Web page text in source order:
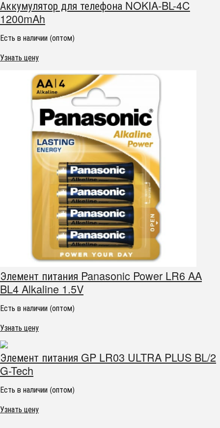
Аккумулятор для телефона NOKIA-BL-4C
1200mAh
Есть в наличии (оптом)
Узнать цену
Элемент питания Panasonic Power LR6 AA
BL4 Alkaline 1.5V
Есть в наличии (оптом)
Узнать цену
Элемент питания GP LR03 ULTRA PLUS BL/2
G-Tech
Есть в наличии (оптом)
Узнать цену